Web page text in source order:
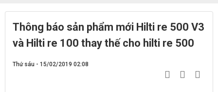
Thông báo sản phẩm mới Hilti re 500 V3
và Hilti re 100 thay thế cho hilti re 500
Thứ sáu - 15/02/2019 02:08